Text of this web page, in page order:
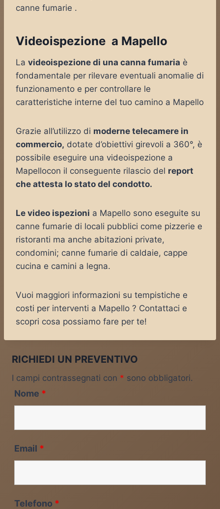
canne fumarie .
Videoispezione a Mapello
La videoispezione di una canna fumaria è
fondamentale per rilevare eventuali anomalie di
funzionamento e per controllare le
caratteristiche interne del tuo camino a Mapello
Grazie all’utilizzo di moderne telecamere in
commercio, dotate d’obiettivi girevoli a 360°, è
possibile eseguire una videoispezione a
Mapellocon il conseguente rilascio del report
che attesta lo stato del condotto.
Le video ispezioni a Mapello sono eseguite su
canne fumarie di locali pubblici come pizzerie e
ristoranti ma anche abitazioni private,
condomini; canne fumarie di caldaie, cappe
cucina e camini a legna.
Vuoi maggiori informazioni su tempistiche e
costi per interventi a Mapello ? Contattaci e
scopri cosa possiamo fare per te!
RICHIEDI UN PREVENTIVO
I campi contrassegnati con * sono obbligatori.
Nome *
Email *
Telefono *